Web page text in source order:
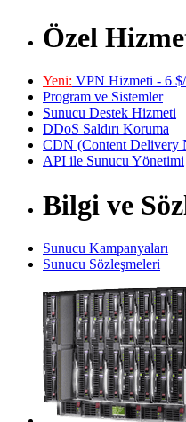
Özel
Yeni: VPN Hizmeti - 6
Program ve Sistemler
Sunucu Destek Hizmeti
DDoS Saldırı Koruma
CDN (Content Delivery
API ile Sunucu Yönetimi
Bilgi ve
Sunucu Kampanyaları
Sunucu Sözleşmeleri